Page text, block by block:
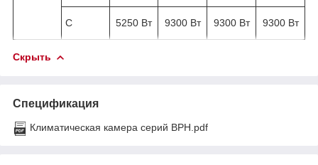
С 5250 Вт 9300 Вт 9300 Вт 9300 Вт
Скрыть
Спецификация
Климатическая камера серий BPH.pdf